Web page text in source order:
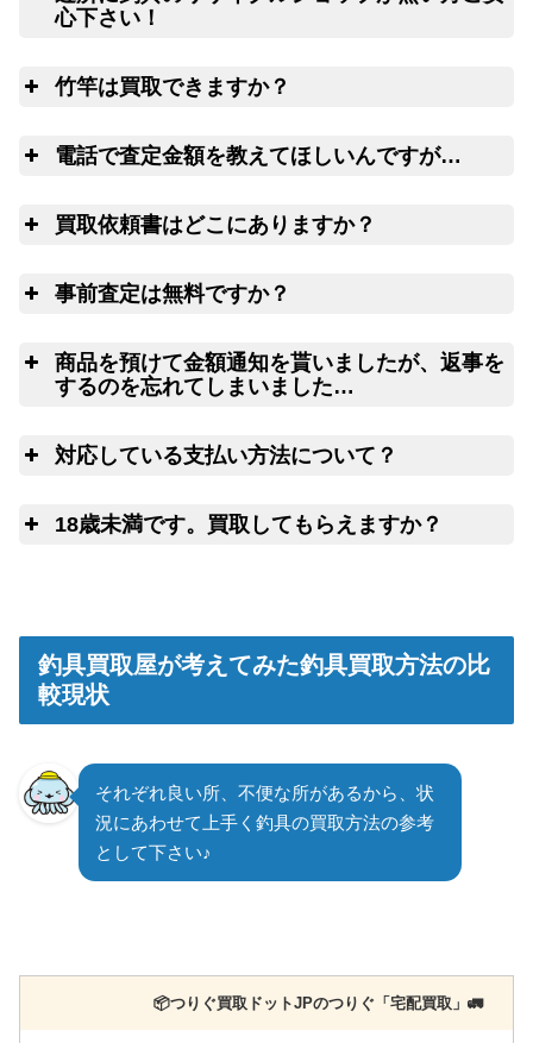
いただけます。お買取り出来ない状態の釣り道具が入っ
心下さい！
リールや釣り竿を梱包するダンボール、ケ
ースの無料配送サービス
竹竿は買取できますか？
電話で査定金額を教えてほしいんですが…
ウェブ
LINE
買取依頼書はどこにありますか？
ウェブフォーム
事前査定は無料ですか？
商品を預けて金額通知を貰いましたが、返事を
するのを忘れてしまいました…
14日以上連絡がつかない場合には、弊
対応している支払い方法について？
18歳未満です。買取してもらえますか？
釣具買取屋が考えてみた釣具買取方法の比
較現状
それぞれ良い所、不便な所があるから、状
況にあわせて上手く釣具の買取方法の参考
として下さい♪
📦️つりぐ買取ドットJPのつりぐ「宅配買取」🚛